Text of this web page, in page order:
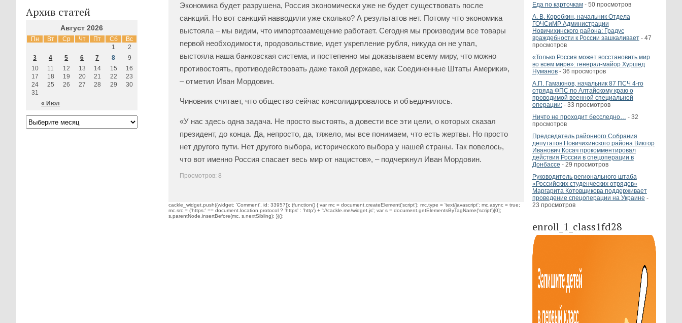
Еда по карточкам- 50 просмотров
А. В. Коробкин, начальник Отдела
ГОЧСиМР Администрации
Новичихинского района: Градус
враждебности к России зашкаливает- 47
просмотров
«Только Россия может восстановить мир
во всем мире»: генерал-майор Хуршед
Нуманов- 36 просмотров
А.П. Гамаюнов, начальник 87 ПСЧ 4-го
отряда ФПС по Алтайскому краю о
проводимой военной специальной
операции:- 33 просмотров
Ничто не проходит бесследно… - 32
просмотров
Председатель районного Собрания
депутатов Новичихинского района Виктор
Иванович Косач прокомментировал
действия России в спецоперации в
Донбассе - 29 просмотров
Руководитель регионального штаба
«Российских студенческих отрядов»
Маргарита Котовщикова поддерживает
проведение спецоперации на Украине -
23 просмотров
enroll_1_class1fd28
Экономика будет разрушена, Россия экономически уже не будет существовать после
санкций. Но вот санкций навводили уже сколько? А результатов нет. Потому что экономика
выстояла – мы видим, что импортозамещение работает. Сегодня мы производим все товары
первой необходимости, продовольствие, идет укрепление рубля, никуда он не упал,
выстояла наша банковская система, и постепенно мы доказываем всему миру, что можно
противостоять, противодействовать даже такой державе, как Соединенные Штаты Америки»,
– отметил Иван Мордовин.
Чиновник считает, что общество сейчас консолидировалось и объединилось.
«У нас здесь одна задача. Не просто выстоять, а довести все эти цели, о которых сказал
президент, до конца. Да, непросто, да, тяжело, мы все понимаем, что есть жертвы. Но просто
нет другого пути. Нет другого выбора, исторического выбора у нашей страны. Так повелось,
что вот именно Россия спасает весь мир от нацистов», – подчеркнул Иван Мордовин.
Просмотров: 8
cackle_widget.push({widget: 'Comment', id: 33957}); (function() { var mc = document.createElement('script'); mc.type = 'text/javascript'; mc.async = true;
mc.src = ('https:' == document.location.protocol ? 'https' : 'http') + '://cackle.me/widget.js'; var s = document.getElementsByTagName('script')[0];
s.parentNode.insertBefore(mc, s.nextSibling); })();
Архив статей
Август 2026
Пн Вт Ср Чт Пт Сб Вс
« Июл
1
2
3
4 5 6 7 8
9
10
11 12 13 14 15
16
17
18 19 20 21 22
23
24
25 26 27 28 29
30
31